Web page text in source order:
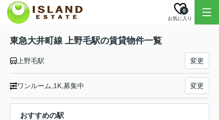
お気に入り
0
東急大井町線 上野毛駅の賃貸物件一覧
上野毛駅 変更
ワンルーム,1K,募集中 変更
おすすめの駅